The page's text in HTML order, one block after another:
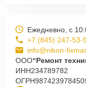
Ежедневно, с
+7 (845) 247-53-
info@nikon-
ООО“Ремонт
ИНН234789782
ОГРН